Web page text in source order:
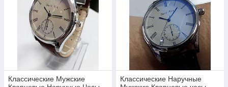
Классические Мужские
Классические Наручные